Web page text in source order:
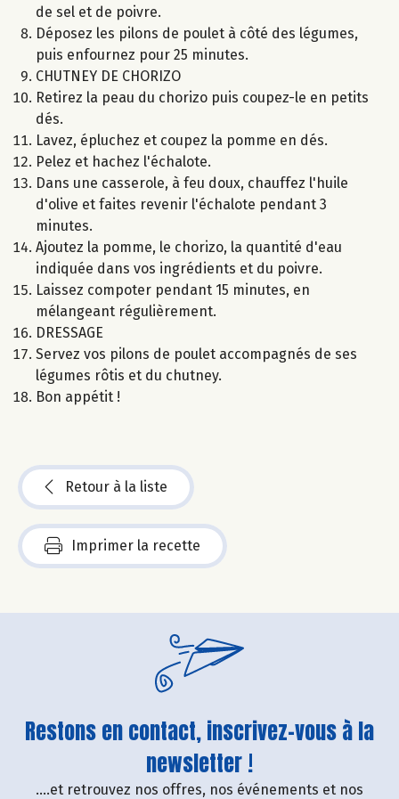
de sel et de poivre.
Déposez les pilons de poulet à côté des légumes,
puis enfournez pour 25 minutes.
CHUTNEY DE CHORIZO
Retirez la peau du chorizo puis coupez-le en petits
dés.
Lavez, épluchez et coupez la pomme en dés.
Pelez et hachez l'échalote.
Dans une casserole, à feu doux, chauffez l'huile
d'olive et faites revenir l'échalote pendant 3
minutes.
Ajoutez la pomme, le chorizo, la quantité d'eau
indiquée dans vos ingrédients et du poivre.
Laissez compoter pendant 15 minutes, en
mélangeant régulièrement.
DRESSAGE
Servez vos pilons de poulet accompagnés de ses
légumes rôtis et du chutney.
Bon appétit !
Retour à la liste
Imprimer la recette
Restons en contact, inscrivez-vous à la
newsletter !
....et retrouvez nos offres, nos événements et nos